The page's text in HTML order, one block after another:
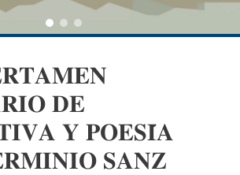
𝐃𝐄
𝐘 𝐏𝐎𝐄𝐒𝐈́𝐀
𝐒𝐀𝐍𝐙